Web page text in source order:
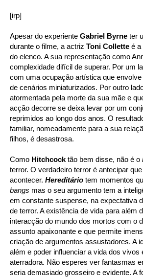
[irp]
Apesar do experiente Gabriel Byrne ter
durante o filme, a actriz Toni Collette é a
do elenco. A sua representação como
complexidade difícil de superar. Por um
com uma ocupação artística que
de cenários miniaturizados. Por outro
atormentada pela morte da sua mãe e
acção decorre se deixa levar por um
reprimidos ao longo dos anos. O
familiar, nomeadamente para a sua
filhos, é desastrosa.
Como Hitchcock tão bem disse, não é o
terror. O verdadeiro terror é antecipar
acontecer. Hereditário tem momentos
bangs mas o seu argumento tem a
em constante suspense, na expectativa
de terror. A existência de vida para além
interacção do mundo dos mortos com o
assunto apaixonante e que permite
criação de argumentos assustadores. A
além e poder influenciar a vida dos vivos
aterradora. Não esperes ver fantasmas
seria demasiado grosseiro e evidente. A